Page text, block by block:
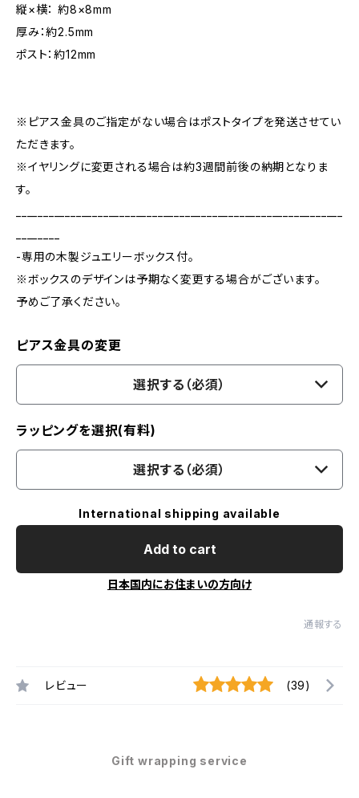
縦×横： 約8×8mm
厚み：約2.5mm
ポスト：約12mm
※ピアス金具のご指定がない場合はポストタイプを発送させてい
ただきます。
※イヤリングに変更される場合は約3週間前後の納期となりま
す。
-専用の木製ジュエリーボックス付。
※ボックスのデザインは予期なく変更する場合がございます。
予めご了承ください。
ピアス金具の変更
選択する（必須）
ラッピングを選択(有料)
選択する（必須）
International shipping available
Add to cart
日本国内にお住まいの方向け
通報する
レビュー (39)
Gift wrapping service